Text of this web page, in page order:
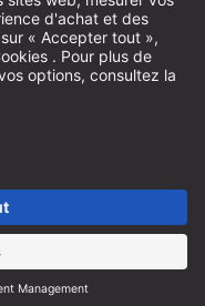
en Allemagne pour
et fret
lors du paiement.